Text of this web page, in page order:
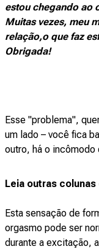
estou chegando ao
Muitas vezes, meu
relação,o que faz
Obrigada!
Esse "problema",
um lado – você fica
outro, há o incômodo
Leia outras
Esta sensação de
orgasmo pode ser
durante a excitação,